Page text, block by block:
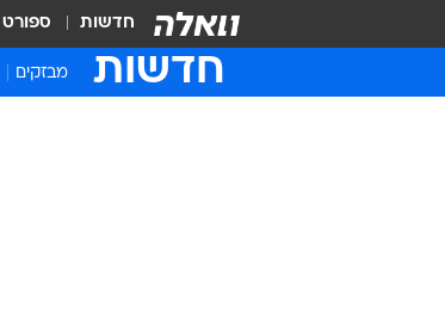
חדשות ספורט
חדשות מבזקים